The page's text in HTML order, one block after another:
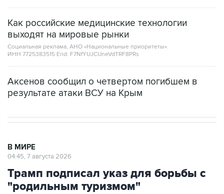
Как российские медицинские технологии
выходят на мировые рынки
Социальная реклама, АНО «Национальные приоритеты».
ИНН 7725383515 Erid: F7NfYUJCUneVdTRF8PRs
Аксенов сообщил о четвертом погибшем в
результате атаки ВСУ на Крым
В МИРЕ
04:45, 7 августа 2026
Трамп подписал указ для борьбы с
"родильным туризмом"